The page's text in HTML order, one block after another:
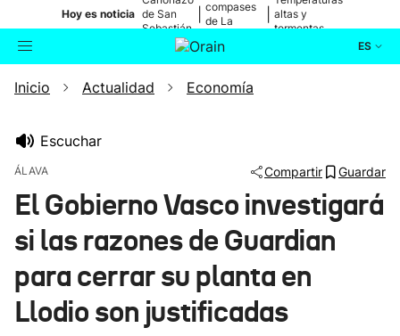
Hoy es noticia de San
Sebastián
compases
de La
altas y
tormentas
ES
Buscador Actualidad
Ikusmiran
Eguraldia
Inicio Actualidad Economía
Escuchar
ÁLAVA Compartir Guardar
El Gobierno Vasco investigará
si las razones de Guardian
para cerrar su planta en
Llodio son justificadas